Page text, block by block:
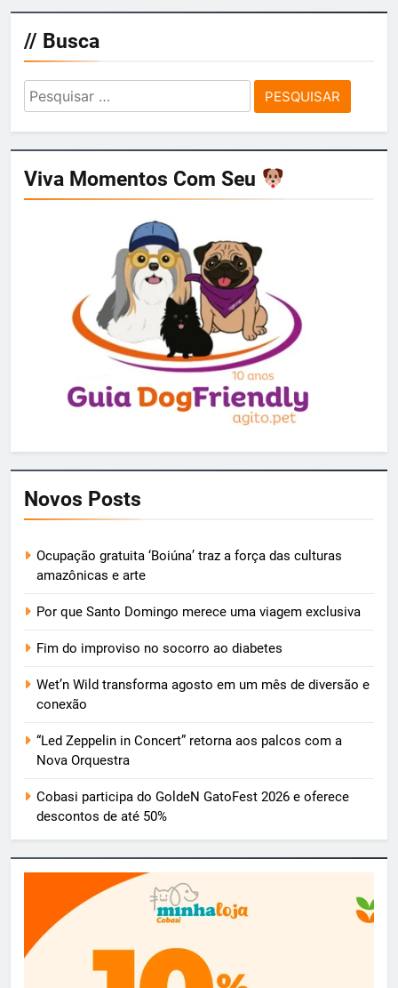
// Busca
Pesquisar
por:
Viva Momentos Com Seu
Novos Posts
Ocupação gratuita ‘Boiúna’ traz a força das culturas
amazônicas e arte
Por que Santo Domingo merece uma viagem exclusiva
Fim do improviso no socorro ao diabetes
Wet’n Wild transforma agosto em um mês de diversão e
conexão
“Led Zeppelin in Concert” retorna aos palcos com a
Nova Orquestra
Cobasi participa do GoldeN GatoFest 2026 e oferece
descontos de até 50%